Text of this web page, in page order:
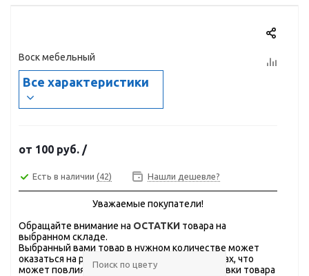
Воск мебельный
Все характеристики
от 100 руб. /
Есть в наличии (42) Нашли дешевле?
Уважаемые покупатели!
Обращайте внимание на ОСТАТКИ товара на
выбранном складе.
Выбранный вами товар в нужном количестве может
оказаться на разных складах, в разных городах, что
может повлиять на стоимость и сроки доставки товара